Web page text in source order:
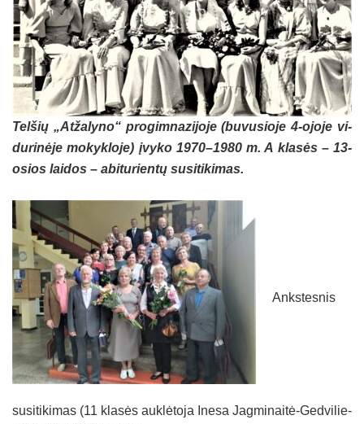
Tel­šių „At­ža­ly­no“ pro­gim­na­zi­jo­je (bu­vu­sio­je 4-ojo­je vi­
du­ri­nė­je mo­kyk­lo­je) įvy­ko 1970–1980 m. A kla­sės – 13-
osios lai­dos – abi­tu­rien­tų su­si­ti­ki­mas.
Anks­tes­nis
su­si­ti­ki­mas (11 kla­sės auk­lė­to­ja Ine­sa Jag­mi­nai­tė-Ged­vi­lie­